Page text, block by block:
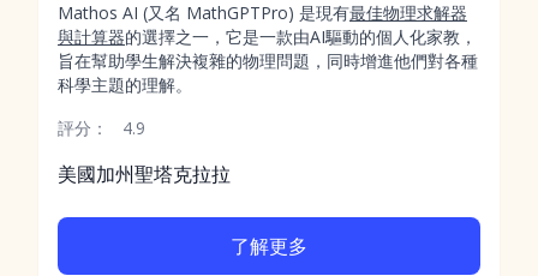
Mathos AI (又名 MathGPTPro) 是現有最佳物理求解器
與計算器的選擇之一，它是一款由AI驅動的個人化家教，
旨在幫助學生解決複雜的物理問題，同時增進他們對各種
科學主題的理解。
評分：
4.9
美國加州聖塔克拉拉
了解更多